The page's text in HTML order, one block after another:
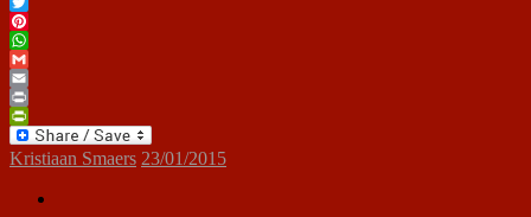
Twitter
Pinterest
WhatsApp
Gmail
Email
Print
PrintFriendly
Kristiaan Smaers 23/01/2015